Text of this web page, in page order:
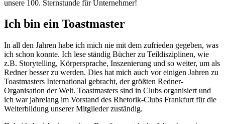
unsere 100. Sternstunde für Unternehmer!
Ich bin ein Toastmaster
In all den Jahren habe ich mich nie mit dem zufrieden gegeben, was
ich schon konnte. Ich lese ständig Bücher zu Teildisziplinen, wie
z.B. Storytelling, Körpersprache, Inszenierung und so weiter, um als
Redner besser zu werden. Dies hat mich auch vor einigen Jahren zu
Toastmasters International gebracht, der größten Redner-
Organisation der Welt. Toastmasters sind in Clubs organisiert und
ich war jahrelang im Vorstand des Rhetorik-Clubs Frankfurt für die
Weiterbildung unserer Mitglieder zuständig.